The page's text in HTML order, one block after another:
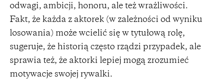
odwagi, ambicji, honoru, ale też wrażliwości.
Fakt, że każda z aktorek (w zależności od wyniku
losowania) może wcielić się w tytułową rolę,
sugeruje, że historią często rządzi przypadek, ale
sprawia też, że aktorki lepiej mogą zrozumieć
motywacje swojej rywalki.